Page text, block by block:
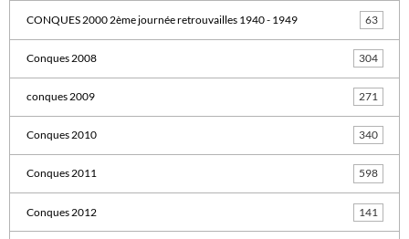
CONQUES 2000 2ème journée retrouvailles 1940 - 1949 63
Conques 2008 304
conques 2009 271
Conques 2010 340
Conques 2011 598
Conques 2012 141